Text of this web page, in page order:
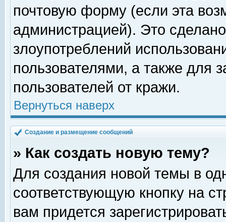
почтовую форму (если эта
администрацией). Это
злоупотреблений
пользователями, а также для
пользователей от кражи.
Вернуться наверх
Создание и размещение сообщений
» Как создать новую тему?
Для создания новой темы в
соответствующую кнопку на
вам придется